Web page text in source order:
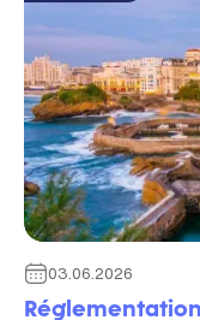
03.06.2026